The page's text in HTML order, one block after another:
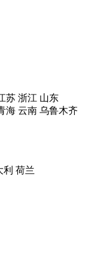
苏 浙江 山东
海 云南 乌鲁木齐
利 荷兰